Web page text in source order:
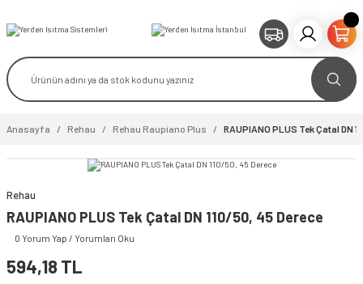
Anasayfa Rehau Rehau Raupiano Plus RAUPIANO PLUS Tek Çatal DN
Rehau
RAUPIANO PLUS Tek Çatal DN 110/50, 45 Derece
0 Yorum Yap / Yorumları Oku
594,18 TL